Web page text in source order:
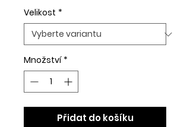
Velikost *
Množství *
Přidat do košíku